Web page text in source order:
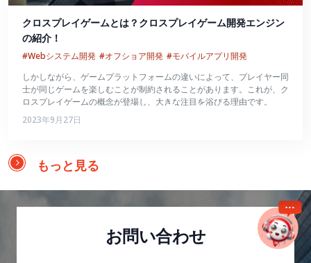
クロスプレイゲームとは？クロスプレイゲーム開発エンジン
の紹介！
#Webシステム開発 #オフショア開発 #モバイルアプリ開発
しかしながら、ゲームプラットフォームの違いによって、プレイヤー同
士が同じゲームを楽しむことが制約されることがあります。これが、ク
ロスプレイゲームの概念が登場し、大きな注目を浴びる理由です。
2023年9月27日
もっと見る
お問い合わせ